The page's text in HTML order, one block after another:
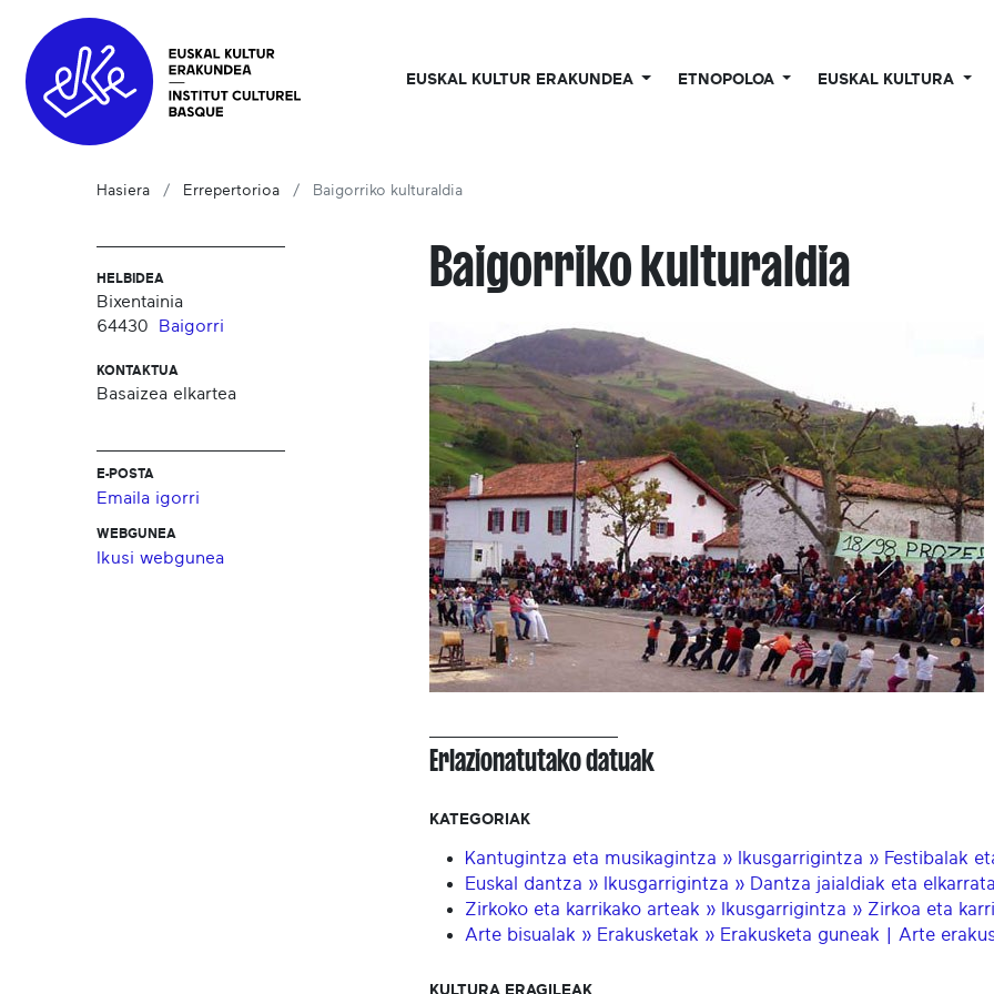
EUSKAL KULTUR ERAKUNDEA ETNOPOLOA EUSKAL KULTURA
Hasiera Errepertorioa Baigorriko kulturaldia
HELBIDEA
Bixentainia
64430
Baigorri
KONTAKTUA
Basaizea elkartea
E-POSTA
Emaila igorri
WEBGUNEA
Ikusi webgunea
Baigorriko kulturaldia
Erlazionatutako datuak
KATEGORIAK
Kantugintza eta musikagintza » Ikusgarrigintza » Festibalak
Euskal dantza » Ikusgarrigintza » Dantza jaialdiak eta
Zirkoko eta karrikako arteak » Ikusgarrigintza » Zirkoa eta
Arte bisualak » Erakusketak » Erakusketa guneak | Arte
KULTURA ERAGILEAK